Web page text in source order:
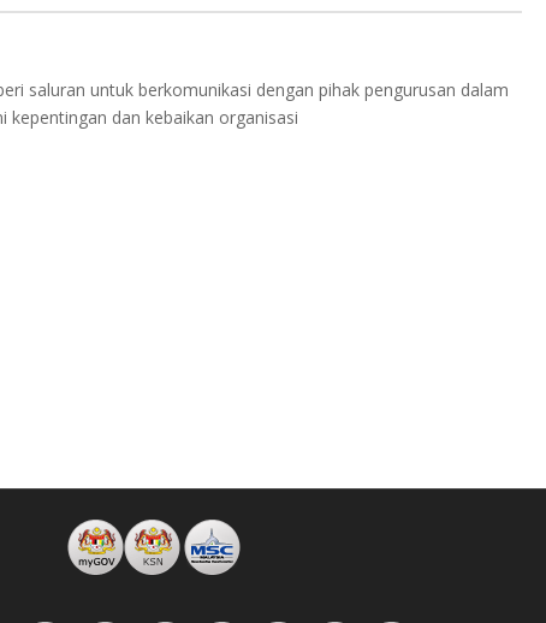
saluran untuk berkomunikasi dengan pihak pengurusan dalam
dan kebaikan organisasi